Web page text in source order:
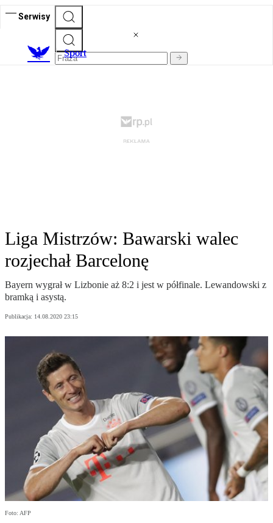
Serwisy
Sport
Liga Mistrzów: Bawarski walec
rozjechał Barcelonę
Bayern wygrał w Lizbonie aż 8:2 i jest w półfinale. Lewandowski z
bramką i asystą.
Publikacja: 14.08.2020 23:15
Foto: AFP